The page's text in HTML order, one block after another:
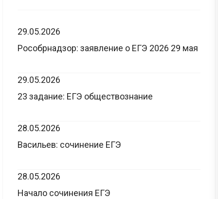
29.05.2026
Рособрнадзор: заявление о ЕГЭ 2026 29 мая
29.05.2026
23 задание: ЕГЭ обществознание
28.05.2026
Васильев: сочинение ЕГЭ
28.05.2026
Начало сочинения ЕГЭ